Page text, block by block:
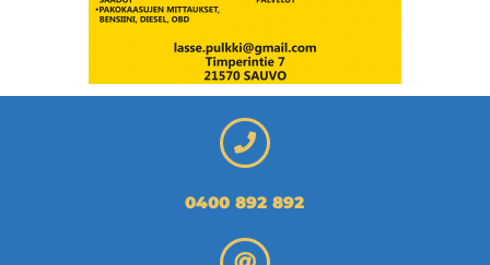
0400 892 892